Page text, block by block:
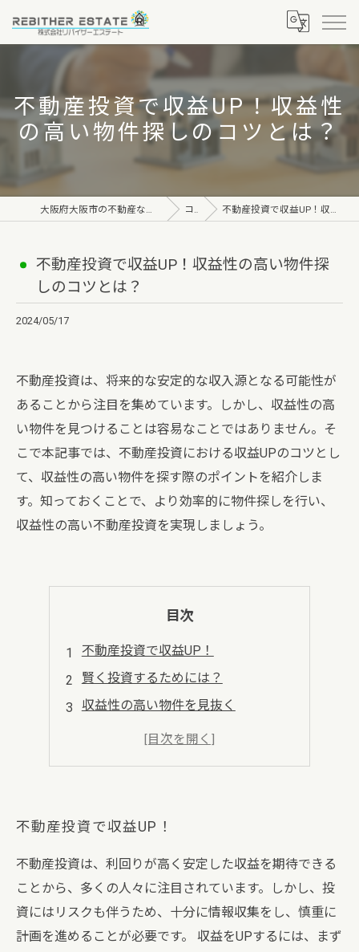
不動産投資で収益UP！収益性
の高い物件探しのコツとは？
大阪府大阪市の不動産なら株式会社リバイザーエステート コラム 不動産投資で収益UP！収益性の高い物件探しのコツとは？
不動産投資で収益UP！収益性の高い物件探
しのコツとは？
2024/05/17
不動産投資は、将来的な安定的な収入源となる可能性が
あることから注目を集めています。しかし、収益性の高
い物件を見つけることは容易なことではありません。そ
こで本記事では、不動産投資における収益UPのコツとし
て、収益性の高い物件を探す際のポイントを紹介しま
す。知っておくことで、より効率的に物件探しを行い、
収益性の高い不動産投資を実現しましょう。
目次
不動産投資で収益UP！
賢く投資するためには？
収益性の高い物件を見抜く
不動産投資でバグってしまう前に
不動産投資で収益UP！
不動産投資は、利回りが高く安定した収益を期待できる
ことから、多くの人々に注目されています。しかし、投
資にはリスクも伴うため、十分に情報収集をし、慎重に
計画を進めることが必要です。 収益をUPするには、まず